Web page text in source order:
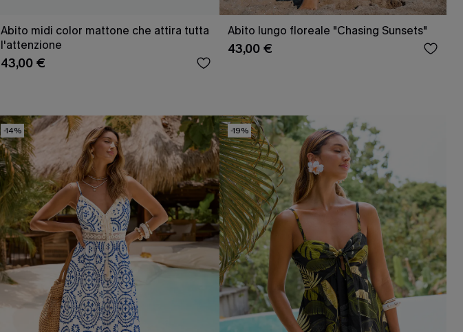
Abito midi color mattone che attira tutta
l'attenzione
43,00 €
Abito lungo floreale "Chasing Sunsets"
43,00 €
-14% -19%